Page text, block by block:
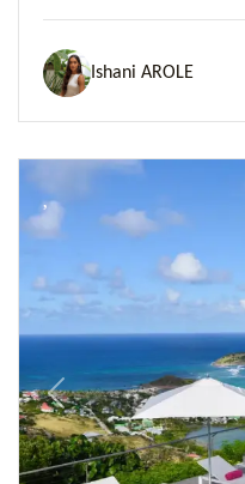
Ishani AROLE
Previous